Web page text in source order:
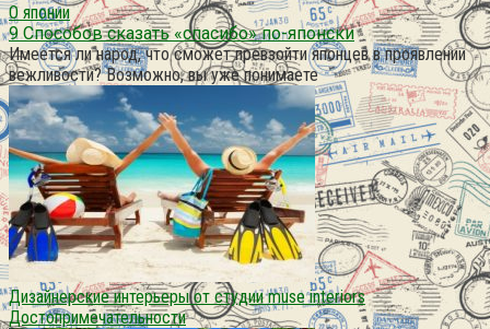
О японии
9 Способов сказать «спасибо» по-японски
Имеется ли народ, что сможет превзойти японцев в проявлении
вежливости? Возможно, вы уже понимаете
Дизайнерские интерьеры от студии muse interiors
Достопримечательности